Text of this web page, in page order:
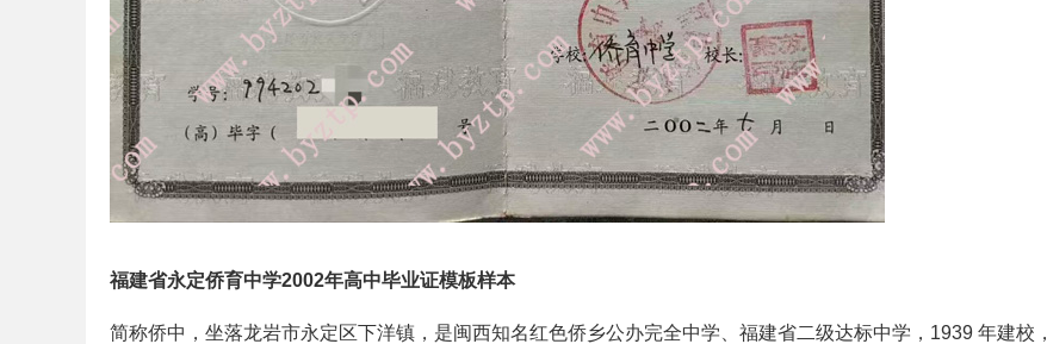
福建省永定侨育中学2002年高中毕业证模板样本
简称侨中，坐落龙岩市永定区下洋镇，是闽西知名红色侨乡公办完全中学、福建省二级达标中学，1939 年建校，